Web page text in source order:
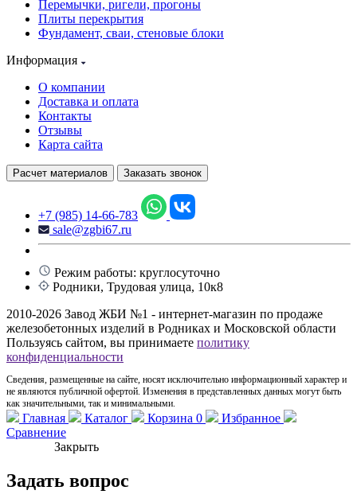
Перемычки, ригели, прогоны
Плиты перекрытия
Фундамент, сваи, стеновые блоки
Информация
О компании
Доставка и оплата
Контакты
Отзывы
Карта сайта
Расчет материалов Заказать звонок
+7 (985) 14-66-783
sale@zgbi67.ru
Режим работы: круглосуточно
Родники, Трудовая улица, 10к8
2010-2026 Завод ЖБИ №1 - интернет-магазин по продаже
железобетонных изделий в Родниках и Московской области
Пользуясь сайтом, вы принимаете политику
конфиденциальности
Сведения, размещенные на сайте, носят исключительно информационный характер и
не являются публичной офертой. Изменения в представленных данных могут быть
как значительными, так и минимальными.
Главная Каталог Корзина 0
Избранное
Сравнение
Закрыть
Задать вопрос